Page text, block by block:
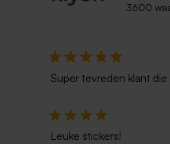
3600
Super tevreden klant
Leuke stickers!